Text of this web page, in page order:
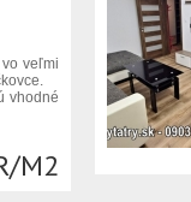
vo veľmi
vhodné
M2